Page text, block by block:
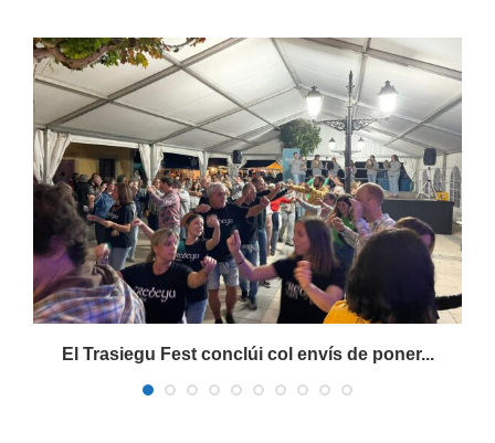
El Trasiegu Fest conclúi col envís de poner...